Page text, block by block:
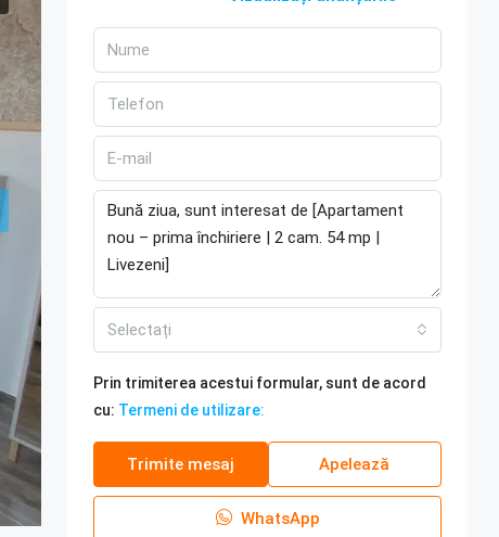
Selectați
Prin trimiterea acestui formular, sunt de acord
cu: Termeni de utilizare:
Trimite mesaj Apelează
WhatsApp